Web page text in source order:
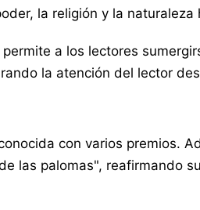
la religión y la
a los lectores
la atención del lector
con varios premios.
las palomas", reafirmando